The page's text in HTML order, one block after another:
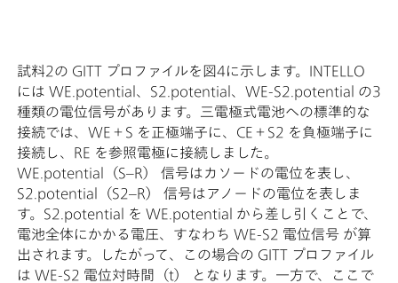
試料2の GITT プロファイルを図4に示します。INTELLO
には WE.potential、S2.potential、WE-S2.potential の3
種類の電位信号があります。三電極式電池への標準的な
接続では、WE＋S を正極端子に、CE＋S2 を負極端子に
接続し、RE を参照電極に接続しました。
WE.potential（S–R） 信号はカソードの電位を表し、
S2.potential（S2–R） 信号はアノードの電位を表しま
す。S2.potential を WE.potential から差し引くことで、
電池全体にかかる電圧、すなわち WE-S2 電位信号 が算
出されます。したがって、この場合の GITT プロファイル
は WE-S2 電位対時間（t） となります。一方で、ここで